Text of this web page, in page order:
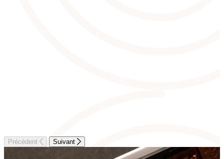
Précédent Suivant